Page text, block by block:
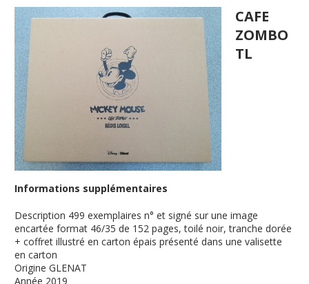
CAFE
ZOMBO
TL
Informations supplémentaires
Description 499 exemplaires n° et signé sur une image
encartée format 46/35 de 152 pages, toilé noir, tranche dorée
+ coffret illustré en carton épais présenté dans une valisette
en carton
Origine GLENAT
Année 2019